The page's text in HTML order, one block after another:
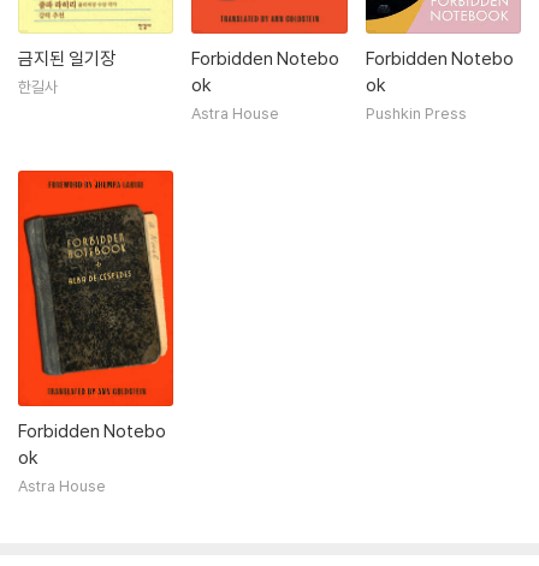
금지된 일기장
한길사
Forbidden Notebo
ok
Astra House
Forbidden Notebo
ok
Pushkin Press
Forbidden Notebo
ok
Astra House